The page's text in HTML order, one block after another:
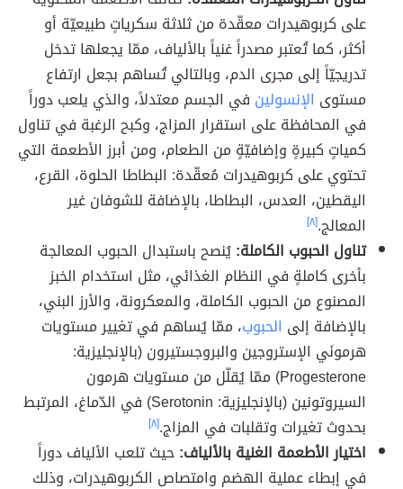
على كربوهيدرات معقّدة من ثلاثة سكرياتٍ طبيعيّة أو
أكثر، كما تُعتبر مصدراً غنياً بالألياف، ممّا يجعلها تدخل
تدريجيّاً إلى مجرى الدم، وبالتالي تُساهم بجعل ارتفاع
مستوى الإنسولين في الجسم معتدلاً، والذي يلعب دوراً
في المحافظة على استقرار المزاج، وكبح الرغبة في تناول
كمياتٍ كبيرةٍ وإضافيّةٍ من الطعام، ومن أبرز الأطعمة التي
تحتوي على كربوهيدرات مُعقّدة: البطاطا الحلوة، القرع،
اليقطين، العدس، البطاطا، بالإضافة للشوفان غير
المعالج.[٨]
تناول الحبوب الكاملة:يُنصح باستبدال الحبوب المعالجة
بأخرى كاملةٍ في النظام الغذائي، مثل استخدام الخبز
المصنوع من الحبوب الكاملة، والمعكرونة، والأرز البني،
بالإضافة إلى الحبوب، ممّا يُساهم في تغيير مستويات
هرمونَي الإستروجين والبروجستيرون (بالإنجليزية:
Progesterone) ممّا يُقلّل من مستويات هرمون
السيروتونين (بالإنجليزية: Serotonin) في الدّماغ، المرتبط
بحدوث تغيرات وتقلبات في المزاج.[٨]
اختيار الأطعمة الغنية بالألياف:حيث تلعب الألياف دوراً
في إبطاء عملية الهضم وامتصاص الكربوهيدرات، وذلك